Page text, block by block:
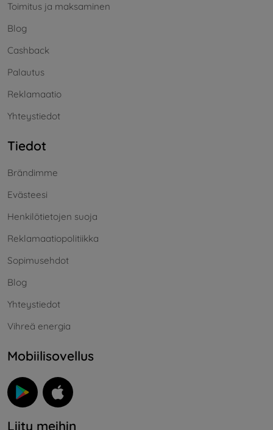
Toimitus ja maksaminen
Blog
Cashback
Palautus
Reklamaatio
Yhteystiedot
Tiedot
Brändimme
Evästeesi
Henkilötietojen suoja
Reklamaatiopolitiikka
Sopimusehdot
Blog
Yhteystiedot
Vihreä energia
Mobiilisovellus
Liity meihin